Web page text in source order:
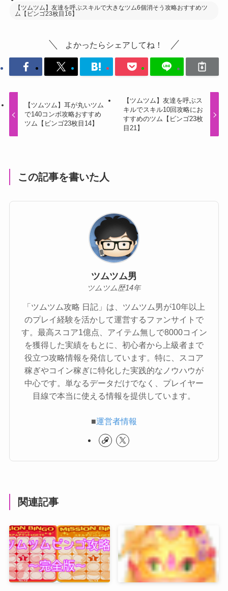
【ツムツム】友達を呼ぶスキルで大きなツム6個消そう攻略おすすめツ
ム【ビンゴ23枚目16】
よかったらシェアしてね！
【ツムツム】耳が丸いツム
で140コンボ攻略おすすめ
ツム【ビンゴ23枚目14】
【ツムツム】友達を呼ぶス
キルでスキル10回攻略にお
すすめのツム【ビンゴ23枚
目21】
この記事を書いた人
ツムツム男
ツムツム歴14年
「ツムツム攻略 日記」は、ツムツム男が10年以上
のプレイ経験を活かして運営するファンサイトで
す。最高スコア1億点、アイテム無しで8000コイン
を獲得した実績をもとに、初心者から上級者まで
役立つ攻略情報を発信しています。特に、スコア
稼ぎやコイン稼ぎに特化した実践的なノウハウが
中心です。単なるデータだけでなく、プレイヤー
目線で本当に使える情報を提供しています。
■運営者情報
関連記事